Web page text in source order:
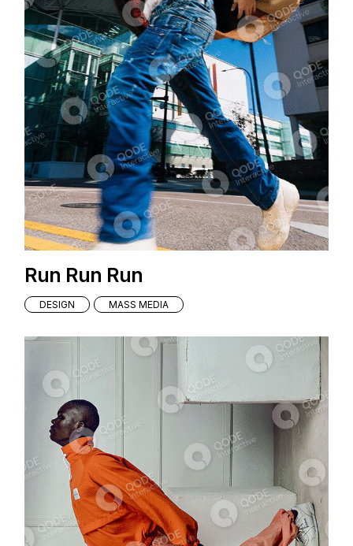
Run Run Run
DESIGN MASS MEDIA